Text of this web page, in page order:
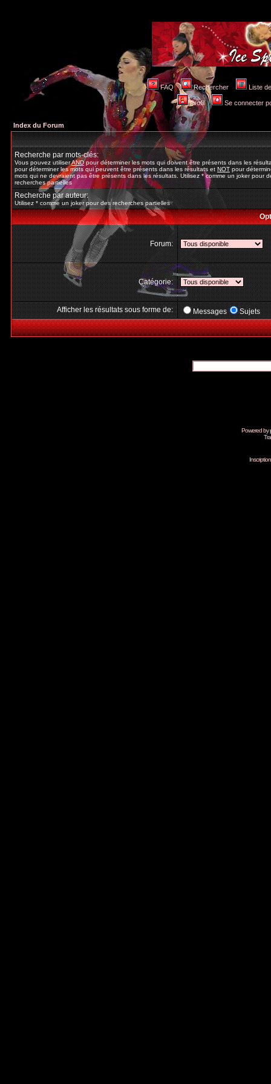
FAQ Rechercher Liste
Profil Se connecter
Index du Forum
Recherche par mots-clés:
Vous pouvez utiliserANDpour déterminer les mots qui doivent être présents dans les
pour déterminer les mots qui peuvent être présents dans les résultats etNOTpour
mots qui ne devraient pas être présents dans les résultats. Utilisez * comme un joker pour
recherches partielles
Recherche par auteur:
Utilisez * comme un joker pour des recherches partielles
Forum:
Catégorie:
Afficher les résultats sous forme de: Messages Sujets
Powered by